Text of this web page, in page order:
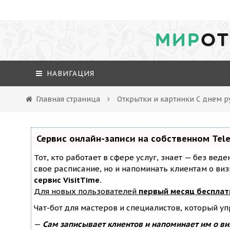
МИР
НАВИГАЦИЯ
Главная страница Открытки и картинки С днем
Сервис онлайн-записи на собственном
Тот, кто работает в сфере услуг, знает — без
свое расписание, но и напоминать клиентам о
сервис VisitTime.
Для новых пользователей первый месяц
Чат-бот для мастеров и специалистов, который
— Сам записывает клиентов и напоминает им о